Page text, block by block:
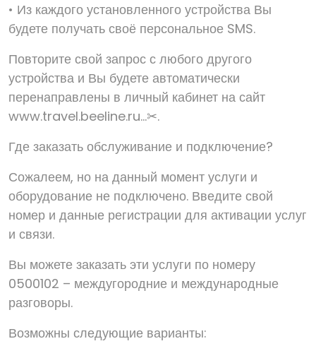
• Из каждого установленного устройства Вы
будете получать своё персональное SMS.
Повторите свой запрос с любого другого
устройства и Вы будете автоматически
перенаправлены в личный кабинет на сайт
www.travel.beeline.ru...✂.
Где заказать обслуживание и подключение?
Сожалеем, но на данный момент услуги и
оборудование не подключено. Введите свой
номер и данные регистрации для активации услуг
и связи.
Вы можете заказать эти услуги по номеру
0500102 – междугородние и международные
разговоры.
Возможны следующие варианты: